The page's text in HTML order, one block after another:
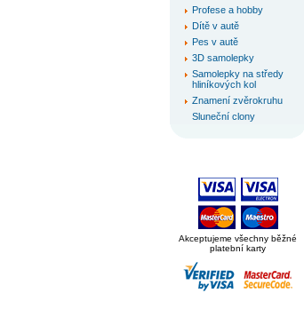
Profese a hobby
Dítě v autě
Pes v autě
3D samolepky
Samolepky na středy
hliníkových kol
Znamení zvěrokruhu
Sluneční clony
Akceptujeme všechny běžné
platební karty